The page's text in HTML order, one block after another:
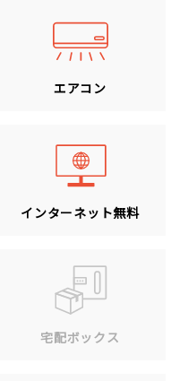
エアコン
インターネット無料
宅配ボックス